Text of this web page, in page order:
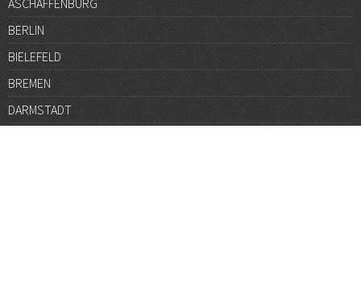
ASCHAFFENBURG
BERLIN
BIELEFELD
BREMEN
DARMSTADT